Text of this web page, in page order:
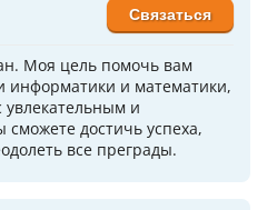
Моя цель помочь вам
информатики и математики,
увлекательным и
достичь успеха,
все преграды.
Связаться